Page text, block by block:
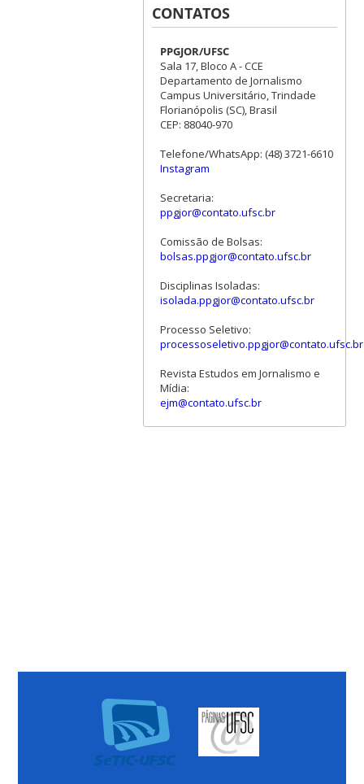
CONTATOS
PPGJOR/UFSC
Sala 17, Bloco A - CCE
Departamento de Jornalismo
Campus Universitário, Trindade
Florianópolis (SC), Brasil
CEP: 88040-970
Telefone/WhatsApp: (48) 3721-6610
Instagram
Secretaria:
ppgjor@contato.ufsc.br
Comissão de Bolsas:
bolsas.ppgjor@contato.ufsc.br
Disciplinas Isoladas:
isolada.ppgjor@contato.ufsc.br
Processo Seletivo:
processoseletivo.ppgjor@contato.ufsc.br
Revista Estudos em Jornalismo e
Mídia:
ejm@contato.ufsc.br